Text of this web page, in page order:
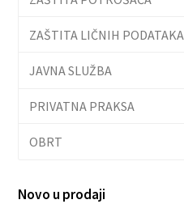
ZAŠTITA LIČNIH PODATAKA
JAVNA SLUŽBA
PRIVATNA PRAKSA
OBRT
Novo u prodaji